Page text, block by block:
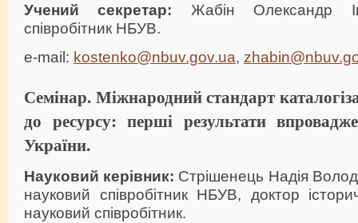
Учений секретар: Жабін Олександр
співробітник НБУВ.
e-mail: kostenko@nbuv.gov.ua,
Семінар. Міжнародний стандарт
до ресурсу: перші результати
України.
Науковий керівник: Стрішенець Надія
науковий співробітник НБУВ, доктор
науковий співробітник.